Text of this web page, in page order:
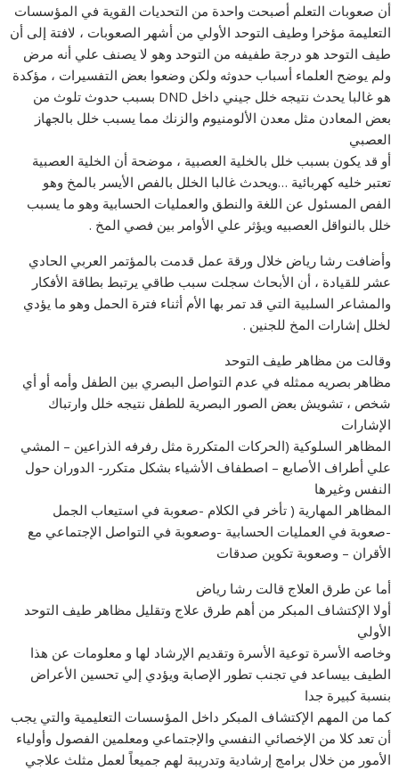
أن صعوبات التعلم أصبحت واحدة من التحديات القوية في المؤسسات
التعليمة مؤخرا وطيف التوحد الأولي من أشهر الصعوبات ، لافتة إلى أن
طيف التوحد هو درجة طفيفه من التوحد وهو لا يصنف علي أنه مرض
ولم يوضح العلماء أسباب حدوثه ولكن وضعوا بعض التفسيرات ، مؤكدة
هو غالبا يحدث نتيجه خلل جيني داخل DND بسبب حدوث تلوث من
بعض المعادن مثل معدن الألومنيوم والزنك مما يسبب خلل بالجهاز
العصبي
أو قد يكون بسبب خلل بالخلية العصبية ، موضحة أن الخلية العصبية
تعتبر خليه كهربائية …ويحدث غالبا الخلل بالفص الأيسر بالمخ وهو
الفص المسئول عن اللغة والنطق والعمليات الحسابية وهو ما يسبب
خلل بالنواقل العصبيه ويؤثر علي الأوامر بين فصي المخ .
وأضافت رشا رياض خلال ورقة عمل قدمت بالمؤتمر العربي الحادي
عشر للقيادة ، أن الأبحاث سجلت سبب طاقي يرتبط بطاقة الأفكار
والمشاعر السلبية التي قد تمر بها الأم أثناء فترة الحمل وهو ما يؤدي
لخلل إشارات المخ للجنين .
وقالت من مظاهر طيف التوحد
مظاهر بصريه ممثله في عدم التواصل البصري بين الطفل وأمه أو أي
شخص ، تشويش بعض الصور البصرية للطفل نتيجه خلل وارتباك
الإشارات
المظاهر السلوكية (الحركات المتكررة مثل رفرفه الذراعين – المشي
علي أطراف الأصابع – اصطفاف الأشياء بشكل متكرر- الدوران حول
النفس وغيرها
المظاهر المهارية ( تأخر في الكلام -صعوبة في استيعاب الجمل
-صعوبة في العمليات الحسابية -وصعوبة في التواصل الإجتماعي مع
الأقران – وصعوبة تكوين صدقات
أما عن طرق العلاج قالت رشا رياض
أولا الإكتشاف المبكر من أهم طرق علاج وتقليل مظاهر طيف التوحد
الأولي
وخاصه الأسرة توعية الأسرة وتقديم الإرشاد لها و معلومات عن هذا
الطيف بيساعد في تجنب تطور الإصابة ويؤدي إلي تحسين الأعراض
بنسبة كبيرة جدا
كما من المهم الإكتشاف المبكر داخل المؤسسات التعليمية والتي يجب
أن تعد كلا من الإخصائي النفسي والإجتماعي ومعلمين الفصول وأولياء
الأمور من خلال برامج إرشادية وتدريبة لهم جميعاً لعمل مثلث علاجي